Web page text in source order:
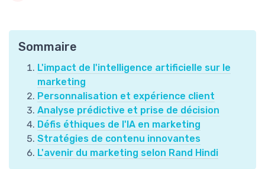
Sommaire
L'impact de l'intelligence artificielle sur le
marketing
Personnalisation et expérience client
Analyse prédictive et prise de décision
Défis éthiques de l'IA en marketing
Stratégies de contenu innovantes
L'avenir du marketing selon Rand Hindi